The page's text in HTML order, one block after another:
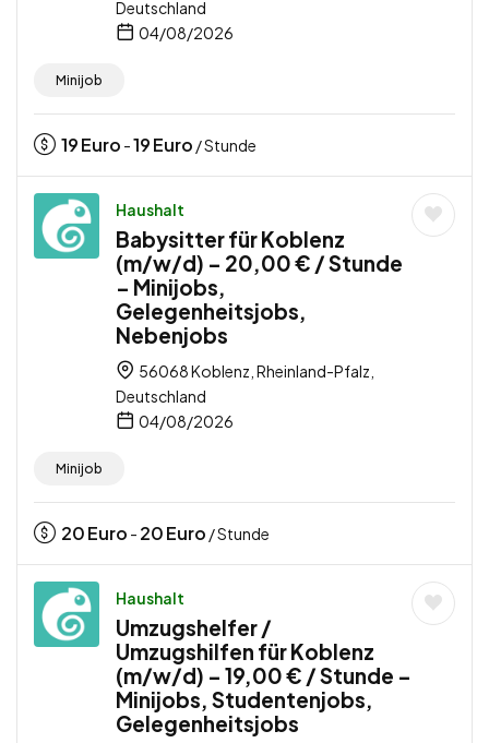
Deutschland
04/08/2026
Minijob
19Euro -19Euro / Stunde
Haushalt
Babysitter für Koblenz
(m/w/d) – 20,00 € / Stunde
– Minijobs,
Gelegenheitsjobs,
Nebenjobs
56068 Koblenz, Rheinland-Pfalz,
Deutschland
04/08/2026
Minijob
20Euro - 20Euro / Stunde
Haushalt
Umzugshelfer /
Umzugshilfen für Koblenz
(m/w/d) – 19,00 € / Stunde –
Minijobs, Studentenjobs,
Gelegenheitsjobs